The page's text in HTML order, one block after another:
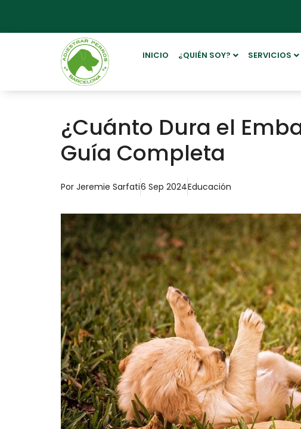
INICIO ¿QUIÉN SOY? SERVICIOS
¿Cuánto Dura el
Guía Completa
Por Jeremie Sarfati6 Sep 2024Educación